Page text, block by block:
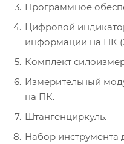
Программное
Цифровой
информации на ПК
Комплект
Измерительный
на ПК.
Штангенциркуль.
Набор инструмента